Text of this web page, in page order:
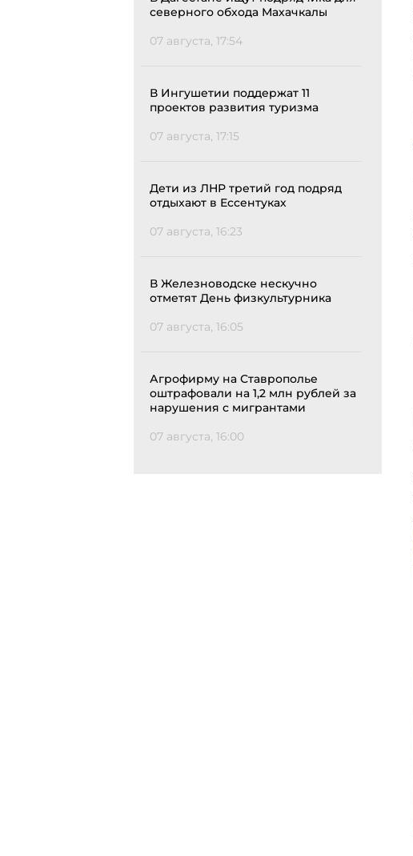
северного обхода Махачкалы
07 августа, 17:54
В Ингушетии поддержат 11
проектов развития туризма
07 августа, 17:15
Дети из ЛНР третий год подряд
отдыхают в Ессентуках
07 августа, 16:23
В Железноводске нескучно
отметят День физкультурника
07 августа, 16:05
Агрофирму на Ставрополье
оштрафовали на 1,2 млн рублей за
нарушения с мигрантами
07 августа, 16:00